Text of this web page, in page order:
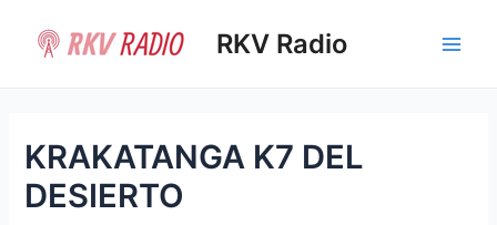
contenido
RKV Radio
KRAKATANGA K7 DEL
DESIERTO